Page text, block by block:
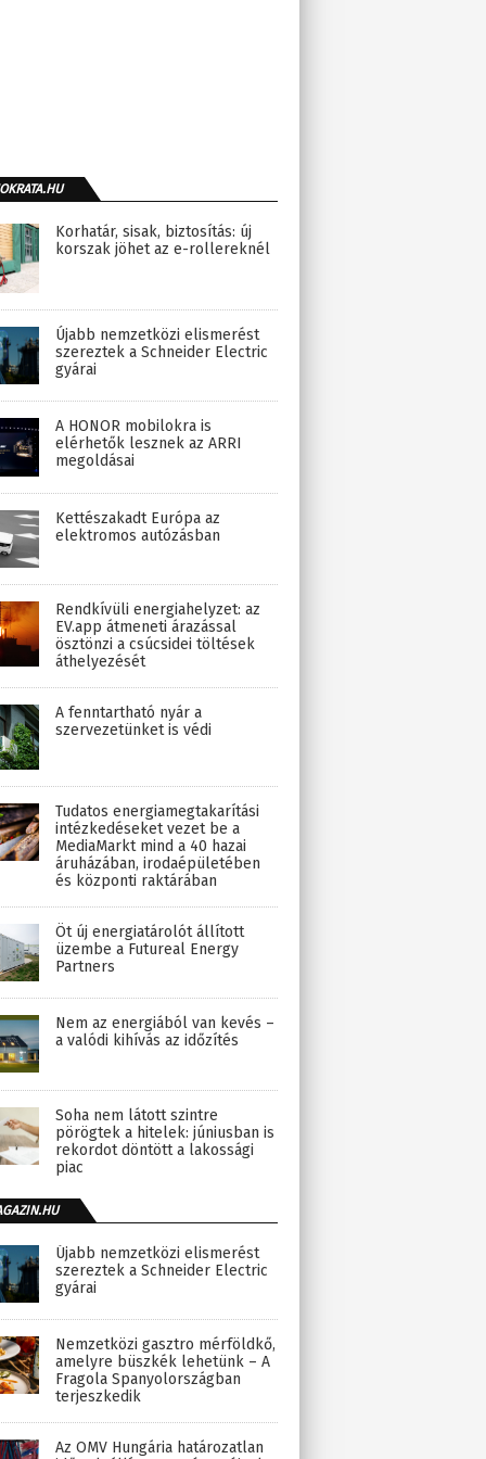
Korhatár, sisak, biztosítás: új
korszak jöhet az e-rollereknél
Újabb nemzetközi elismerést
szereztek a Schneider Electric
gyárai
A HONOR mobilokra is
elérhetők lesznek az ARRI
megoldásai
Kettészakadt Európa az
elektromos autózásban
Rendkívüli energiahelyzet: az
EV.app átmeneti árazással
ösztönzi a csúcsidei töltések
áthelyezését
A fenntartható nyár a
szervezetünket is védi
Tudatos energiamegtakarítási
intézkedéseket vezet be a
MediaMarkt mind a 40 hazai
áruházában, irodaépületében
és központi raktárában
Öt új energiatárolót állított
üzembe a Futureal Energy
Partners
Nem az energiából van kevés –
a valódi kihívás az időzítés
Soha nem látott szintre
pörögtek a hitelek: júniusban is
rekordot döntött a lakossági
piac
Újabb nemzetközi elismerést
szereztek a Schneider Electric
gyárai
Nemzetközi gasztro mérföldkő,
amelyre büszkék lehetünk – A
Fragola Spanyolországban
terjeszkedik
Az OMV Hungária határozatlan